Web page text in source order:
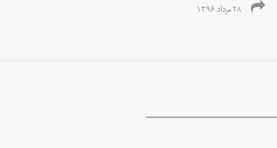
۲۸ مرداد ۱۳۹۶